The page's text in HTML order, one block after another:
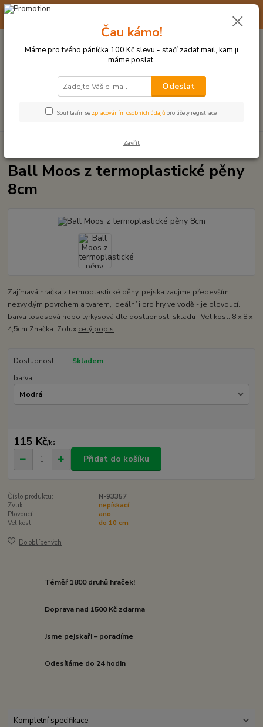
☀️ 10. - 14. SRPNA 2026 MÁME DOVOLENOU ☀️ OBJEDNÁVKY
Hledat
po–pá: 9–17 hod.
za0 Kč
Ball Moos z termoplastické pěny 8cm
Ball Moos z termoplastické pěny
8cm
Zajímavá hračka z termoplastické pěny, pejska zaujme především
nezvyklým povrchem a tvarem, ideální i pro hry ve vodě - je plovoucí.
barva lososová nebo tyrkysová dle dostupnosti skladu Velikost: 8 x 8 x
4,5cm Značka: Zolux celý popis
Dostupnost
Skladem
barva
115 Kč/ks
Přidat do košíku
Číslo produktu:
N-93357
Zvuk:
nepískací
Plovoucí:
ano
Velikost:
do 10 cm
Do oblíbených
Téměř 1800 druhů hraček!
Doprava nad 1500 Kč zdarma
Jsme pejskaři – poradíme
Odesíláme do 24 hodin
Kompletní specifikace
Čau kámo!
Máme pro tvého páníčka 100 Kč slevu - stačí zadat mail, kam ji
máme poslat.
Odeslat
Souhlasím se zpracováním osobních údajů pro účely registrace.
Zavřít